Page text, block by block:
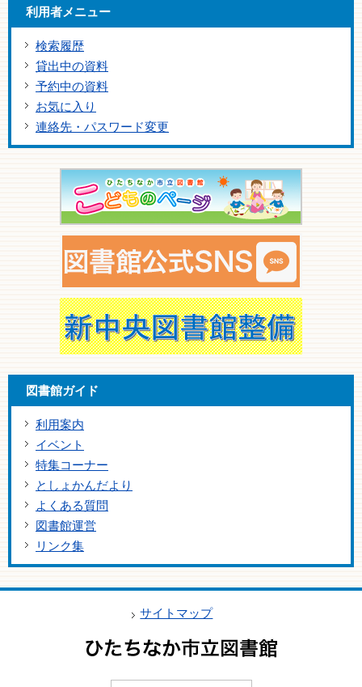
利用者メニュー
検索履歴
貸出中の資料
予約中の資料
お気に入り
連絡先・パスワード変更
図書館ガイド
利用案内
イベント
特集コーナー
としょかんだより
よくある質問
図書館運営
リンク集
サイトマップ